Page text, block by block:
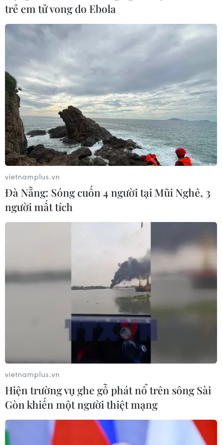
trẻ em tử vong do Ebola
vietnamplus.vn
Đà Nẵng: Sóng cuốn 4 người tại Mũi Nghê, 3
người mất tích
vietnamplus.vn
Hiện trường vụ ghe gỗ phát nổ trên sông Sài
Gòn khiến một người thiệt mạng